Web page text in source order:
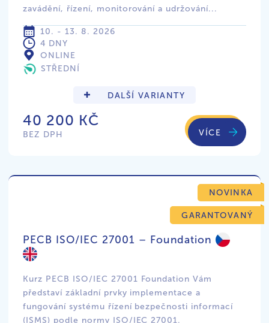
zavádění, řízení, monitorování a udržování...
10. - 13. 8. 2026
4 DNY
ONLINE
STŘEDNÍ
DALŠÍ VARIANTY
40 200 KČ
BEZ DPH VÍCE
PECB ISO/IEC 27001 – Foundation
Kurz PECB ISO/IEC 27001 Foundation Vám
představí základní prvky implementace a
fungování systému řízení bezpečnosti informací
(ISMS) podle normy ISO/IEC 27001.
NOVINKA
GARANTOVANÝ